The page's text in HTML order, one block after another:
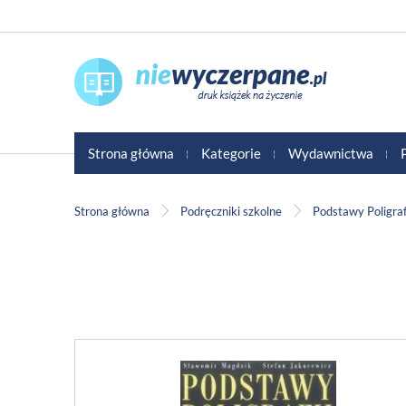
Strona główna Kategorie Wydawnictwa
Strona główna Podręczniki szkolne Podstawy